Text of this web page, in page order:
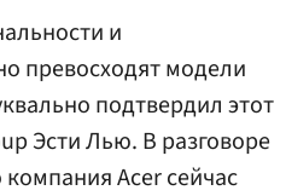
и
превосходят модели
подтвердил этот
Эсти Лью. В разговоре
Acer сейчас